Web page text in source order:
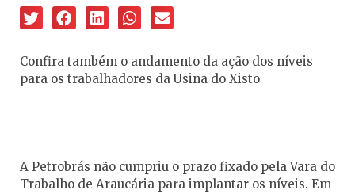
Confira também o andamento da ação dos níveis
para os trabalhadores da Usina do Xisto
A Petrobrás não cumpriu o prazo fixado pela Vara do
Trabalho de Araucária para implantar os níveis. Em